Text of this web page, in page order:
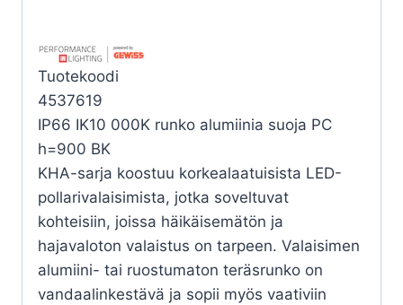
Tuotekoodi
4537619
IP66 IK10 000K runko alumiinia suoja PC
h=900 BK
KHA-sarja koostuu korkealaatuisista LED-
pollarivalaisimista, jotka soveltuvat
kohteisiin, joissa häikäisemätön ja
hajavaloton valaistus on tarpeen. Valaisimen
alumiini- tai ruostumaton teräsrunko on
vandaalinkestävä ja sopii myös vaativiin